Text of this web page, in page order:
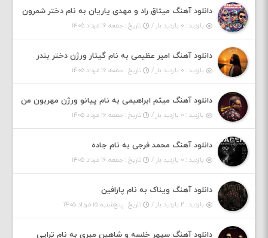
دانلود آهنگ میثاق راد و مهدی یاریان به نام دختر شمرون
بازدید : ۰ بازدید بار / تاریخ : جمعه ۱۶ مرداد ۱۴۰۵
دانلود آهنگ امیر عظیمی به نام گیتار ورژن دختر بندر
بازدید : ۰ بازدید بار / تاریخ : جمعه ۱۶ مرداد ۱۴۰۵
دانلود آهنگ میثم ابراهیمی به نام پیانو ورژن مهربون من
بازدید : ۰ بازدید بار / تاریخ : جمعه ۱۶ مرداد ۱۴۰۵
دانلود آهنگ محمد فرجی به نام جاده
بازدید : ۰ بازدید بار / تاریخ : جمعه ۱۶ مرداد ۱۴۰۵
دانلود آهنگ ویناک به نام پارافین
بازدید : ۲ بازدید بار / تاریخ : پنج‌شنبه ۱۵ مرداد ۱۴۰۵
دانلود آهنگ سپهر خلسه و شاهین میری به نام تراپی